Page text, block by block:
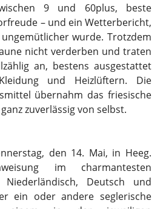
9 und 60plus, beste
– und ein Wetterbericht,
wurde. Trotzdem
nicht verderben und traten
an, bestens ausgestattet
und Heizlüftern. Die
übernahm das friesische
zuverlässig von selbst.
den 14. Mai, in Heeg.
im charmantesten
Niederländisch, Deutsch und
ein oder andere seglerische